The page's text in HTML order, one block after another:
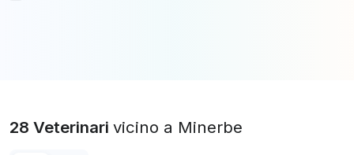
28 Veterinari vicino a Minerbe